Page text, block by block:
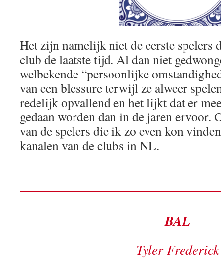
Het zijn namelijk niet de eerste spelers
club de laatste tijd. Al dan niet
welbekende “persoonlijke
van een blessure terwijl ze alweer
redelijk opvallend en het lijkt dat er
gedaan worden dan in de jaren ervoor.
van de spelers die ik zo even kon
kanalen van de clubs in NL.
BAL
Tyler Frederick